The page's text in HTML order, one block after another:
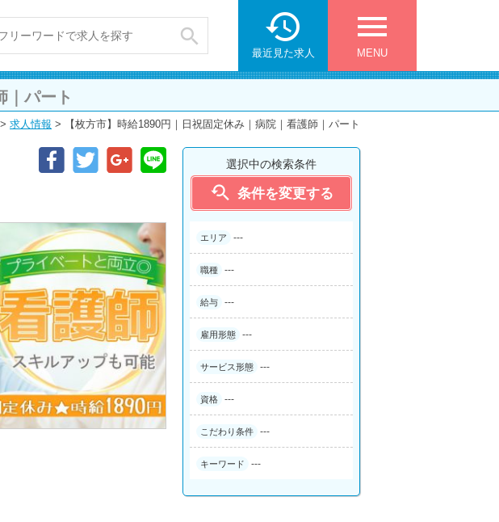
 menu
MENU

最近見た求人
｜パート
> 求人情報 > 【枚方市】時給1890円｜日祝固定休み｜病院｜看護師｜パート
選択中の検索条件
 条件を変更する
エリア ---
職種 ---
給与 ---
雇用形態 ---
サービス形態 ---
資格 ---
こだわり条件 ---
キーワード ---